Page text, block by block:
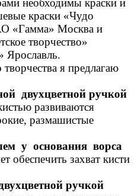
необходимы краски и
краски «Чудо
«Гамма» Москва и
творчество»
Ярославль.
творчества я предлагаю
двухцветной ручкой
развиваются
размашистые
у основания ворса
обеспечить захват кисти
ручкой